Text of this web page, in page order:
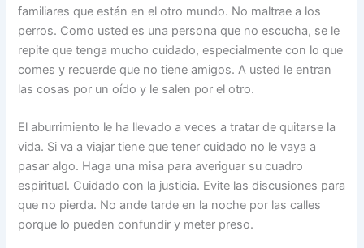
familiares que están en el otro mundo. No maltrae a los
perros. Como usted es una persona que no escucha, se le
repite que tenga mucho cuidado, especialmente con lo que
comes y recuerde que no tiene amigos. A usted le entran
las cosas por un oído y le salen por el otro.
El aburrimiento le ha llevado a veces a tratar de quitarse la
vida. Si va a viajar tiene que tener cuidado no le vaya a
pasar algo. Haga una misa para averiguar su cuadro
espiritual. Cuidado con la justicia. Evite las discusiones para
que no pierda. No ande tarde en la noche por las calles
porque lo pueden confundir y meter preso.